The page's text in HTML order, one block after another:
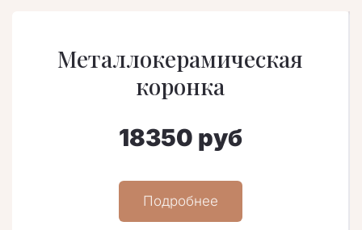
Металлокерамическая
коронка
18350 руб
Подробнее